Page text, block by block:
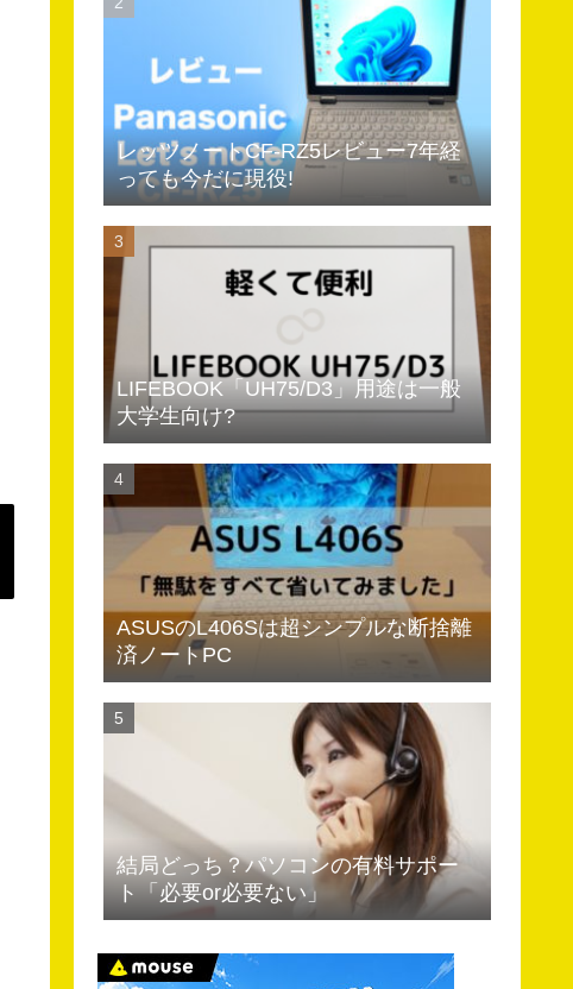
レッツノートCF-RZ5レビュー7年経
っても今だに現役!
LIFEBOOK「UH75/D3」用途は一般
大学生向け?
ASUSのL406Sは超シンプルな断捨離
済ノートPC
結局どっち？パソコンの有料サポー
ト「必要or必要ない」